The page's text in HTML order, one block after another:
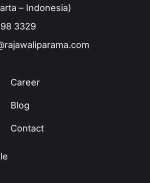
– Indonesia)
3329
Career
Blog
Contact